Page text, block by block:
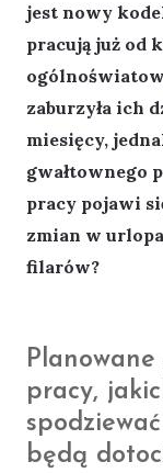
jest nowy
pracują już od
zaburzyła ich
miesięcy,
gwałtownego
pracy pojawi
zmian w
filarów?
pracy,
będą